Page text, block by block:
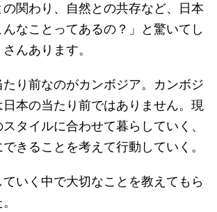
関わり、自然との共存など、日本
なことってあるの？」と驚いてし
んあります。
たり前なのがカンボジア。カンボジ
本の当たり前ではありません。現
タイルに合わせて暮らしていく、
きることを考えて行動していく。
いく中で大切なことを教えてもら